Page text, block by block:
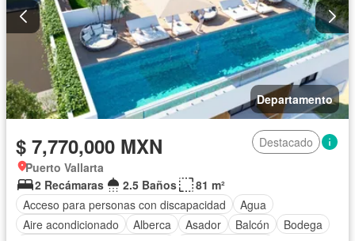
Departamento
$ 7,770,000 MXN
Destacado
Puerto Vallarta
2 Recámaras
2.5 Baños
81 m²
Acceso para personas con discapacidad
Agua
Aire acondicionado
Alberca Asador Balcón
Bodega